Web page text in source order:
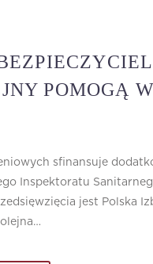
POMOGĄ W
sfinansuje
Inspektoratu
jest Polska